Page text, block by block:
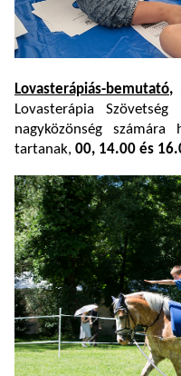
Lovasterápiás-bemutató,
Lovasterápia
nagyközönség
tartanak, 00, 14.00 és